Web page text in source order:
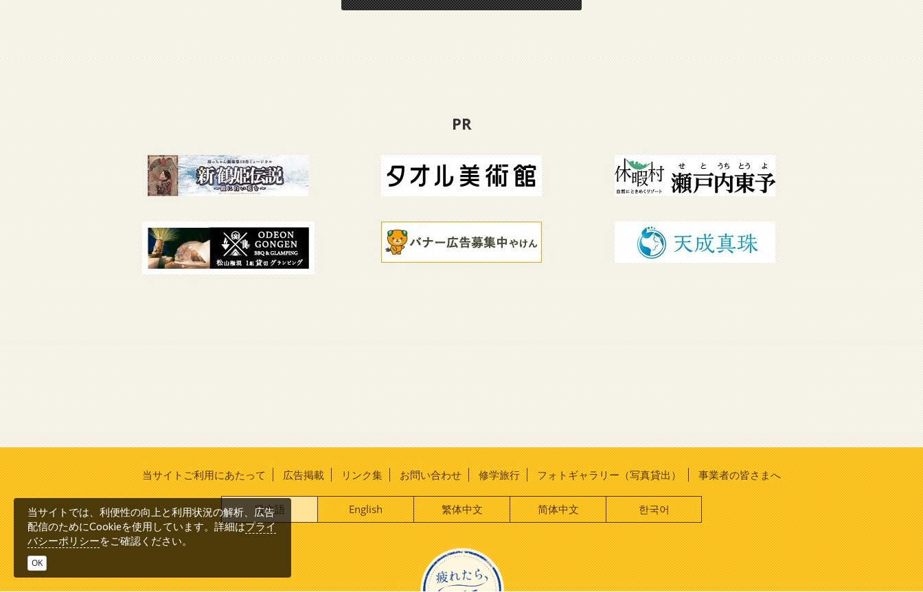
PR
当サイトご利用にあたって 広告掲載 リンク集 お問い合わせ 修学旅行 フォトギャラリー（写真貸出） 事業者の皆さまへ
日本語 English 繁体中文 简体中文 한국어
当サイトでは、利便性の向上と利用状況の解析、広告
配信のためにCookieを使用しています。詳細はプライ
バシーポリシーをご確認ください。
OK